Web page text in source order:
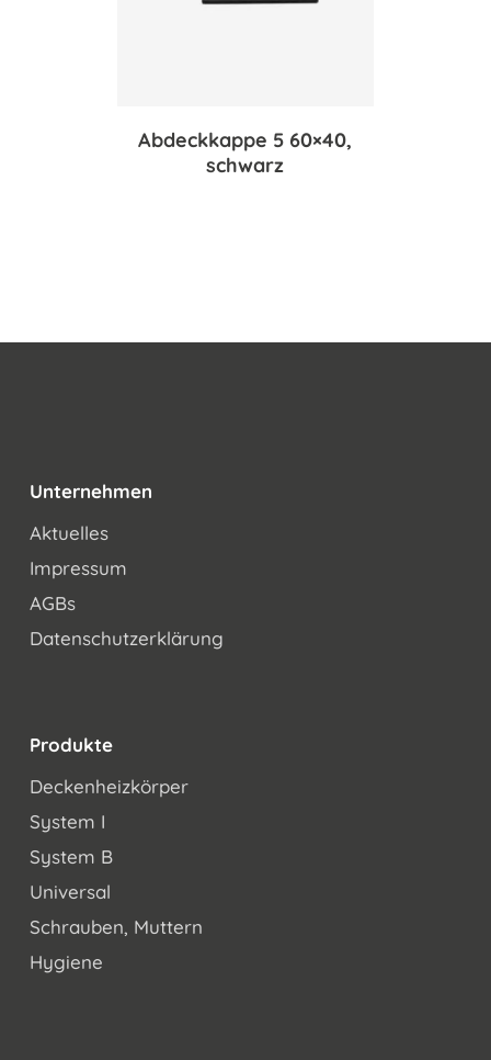
Abdeckkappe 5 60×40,
schwarz
Unternehmen
Aktuelles
Impressum
AGBs
Datenschutzerklärung
Produkte
Deckenheizkörper
System I
System B
Universal
Schrauben, Muttern
Hygiene